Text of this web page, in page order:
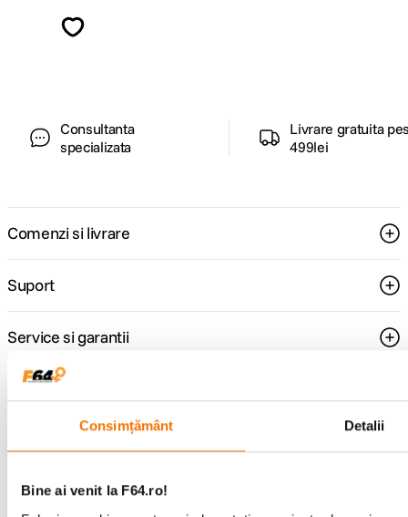
Consimțământ Detalii
Bine ai venit la F64.ro!
Consultanta
specializata
Livrare gratuita
499lei
Comenzi si livrare
Suport
Service si garantii
F64 Studio
Urmareste-ne